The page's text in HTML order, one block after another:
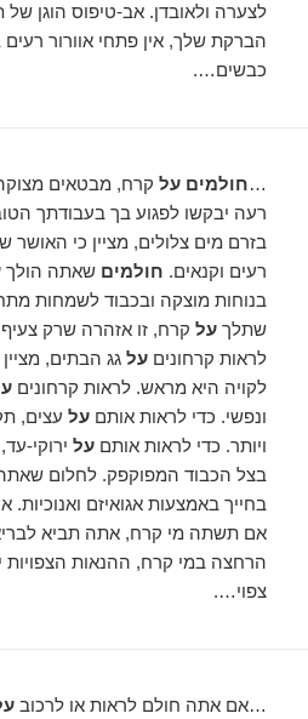
לצערה ולאובדן. אב-טיפוס הוגן של
הברקת שלך, אין פתחי אוורור רעים
כבשים….
…חולמים על קרח, מבטאים
רעה יבקשו לפגוע בך בעבודתך
בזרם מים צלולים, מציין כי האושר
רעים וקנאים. חולמים שאתה הולך
בנוחות מוצקה ובכבוד לשמחות
שתלךעל קרח, זו אזהרה שרק
לראות קרחוניםעל גג הבתים,
לקויה היא מראש. לראות קרחונים
ונפשי. כדי לראות אותםעל עצים,
ויותר. כדי לראות אותםעל ירוקי-
בצל הכבוד המפוקפק. לחלום
בחייך באמצעות אגואיזם
אם תשתה מי קרח, אתה תביא
הרחצה במי קרח, ההנאות הצפויות
צפוי….
…אם אתה חולם לראות או לרכוב